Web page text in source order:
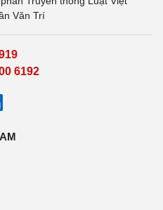
Văn Trí
6192